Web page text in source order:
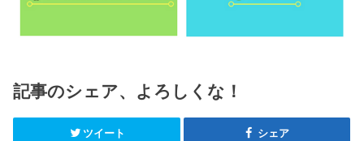
記事のシェア、よろしくな！
ツイート シェア